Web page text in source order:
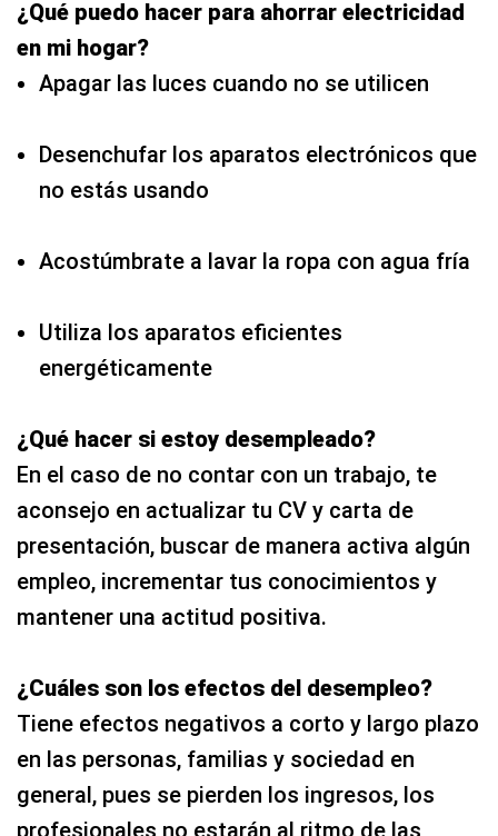
¿Qué puedo hacer para ahorrar electricidad
en mi hogar?
Apagar las luces cuando no se utilicen
Desenchufar los aparatos electrónicos que
no estás usando
Acostúmbrate a lavar la ropa con agua fría
Utiliza los aparatos eficientes
energéticamente
¿Qué hacer si estoy desempleado?
En el caso de no contar con un trabajo, te
aconsejo en actualizar tu CV y carta de
presentación, buscar de manera activa algún
empleo, incrementar tus conocimientos y
mantener una actitud positiva.
¿Cuáles son los efectos del desempleo?
Tiene efectos negativos a corto y largo plazo
en las personas, familias y sociedad en
general, pues se pierden los ingresos, los